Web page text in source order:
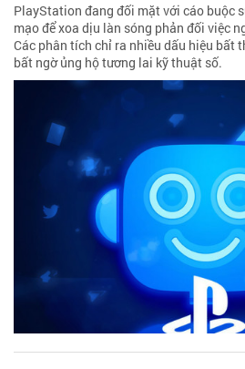
PlayStation đang đối mặt với cáo buộc
mạo để xoa dịu làn sóng phản đối việc
Các phân tích chỉ ra nhiều dấu hiệu bất
bất ngờ ủng hộ tương lai kỹ thuật số.